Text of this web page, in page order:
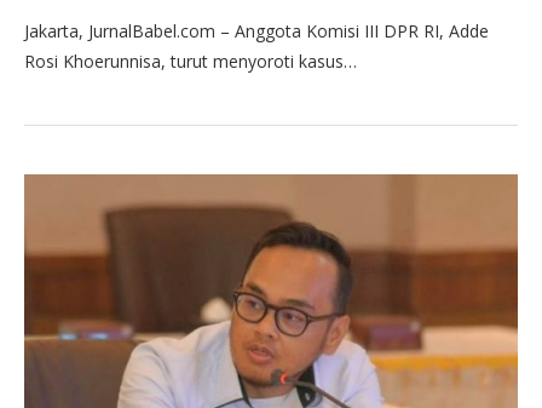
Jakarta, JurnalBabel.com – Anggota Komisi III DPR RI, Adde
Rosi Khoerunnisa, turut menyoroti kasus…